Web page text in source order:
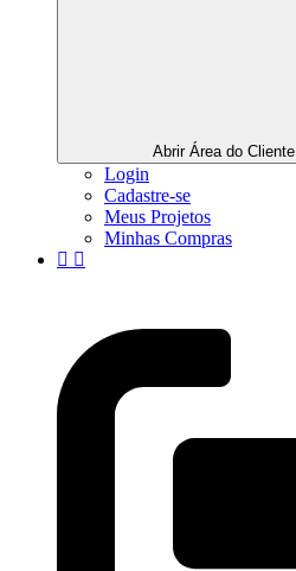
Abrir Área do Cliente
Login
Cadastre-se
Meus Projetos
Minhas Compras